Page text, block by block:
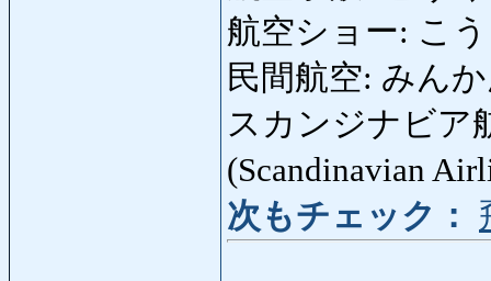
航空ショー: こ
民間航空: みん
スカンジナビア
(Scandinavian
次もチェック：